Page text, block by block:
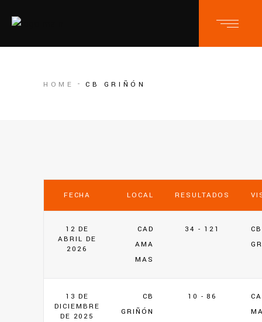
HOME CB GRIÑÓN
FECHA LOCAL RESULTADOS
12 DE
ABRIL DE
2026
CAD
AMA
MAS
34 - 121
CB
13 DE
DICIEMBRE
DE 2025
CB
GRIÑÓN
10 - 86